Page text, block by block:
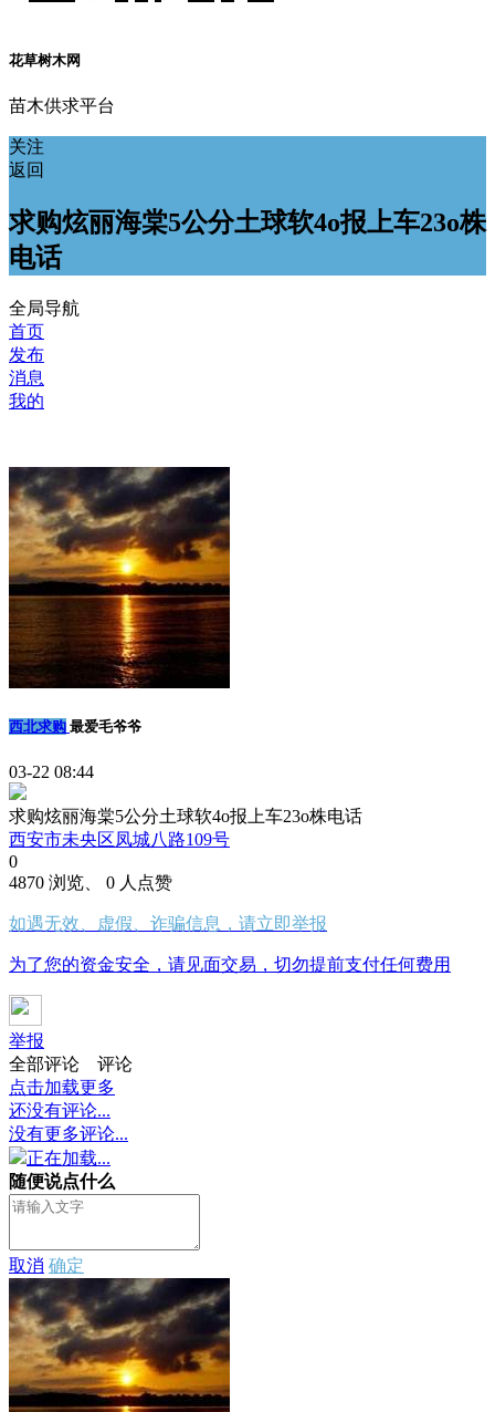
花草树木网
苗木供求平台
关注
返回
求购炫丽海棠5公分土球软4o报上车23o株
电话
全局导航
首页
发布
消息
我的
西北求购 最爱毛爷爷
03-22 08:44
求购炫丽海棠5公分土球软4o报上车23o株电话
西安市未央区凤城八路109号
0
4870 浏览、 0 人点赞
如遇无效、虚假、诈骗信息，请立即举报
为了您的资金安全，请见面交易，切勿提前支付任何费用
举报
全部评论
评论
点击加载更多
还没有评论...
没有更多评论...
正在加载...
随便说点什么
取消 确定